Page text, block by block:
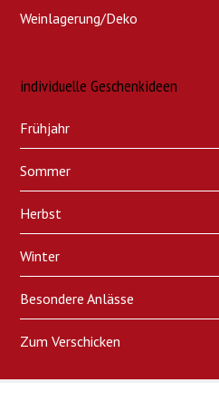
Weinlagerung/Deko
individuelle Geschenkideen
Frühjahr
Sommer
Herbst
Winter
Besondere Anlässe
Zum Verschicken